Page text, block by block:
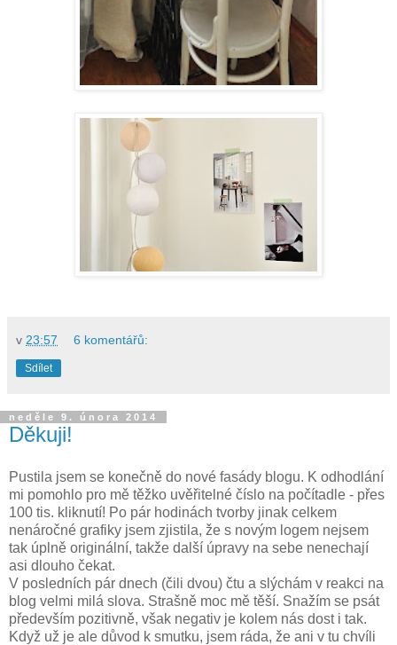
v 23:57 6 komentářů:
Sdílet
neděle 9. února 2014
Děkuji!
Pustila jsem se konečně do nové fasády blogu. K odhodlání
mi pomohlo pro mě těžko uvěřitelné číslo na počítadle - přes
100 tis. kliknutí! Po pár hodinách tvorby jinak celkem
nenáročné grafiky jsem zjistila, že s novým logem nejsem
tak úplně originální, takže další úpravy na sebe nenechají
asi dlouho čekat.
V posledních pár dnech (čili dvou) čtu a slýchám v reakci na
blog velmi milá slova. Strašně moc mě těší. Snažím se psát
především pozitivně, však negativ je kolem nás dost i tak.
Když už je ale důvod k smutku, jsem ráda, že ani v tu chvíli